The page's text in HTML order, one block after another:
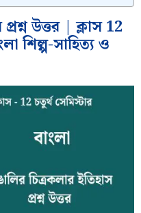
উত্তর | ক্লাস 12
শিল্প-সাহিত্য ও